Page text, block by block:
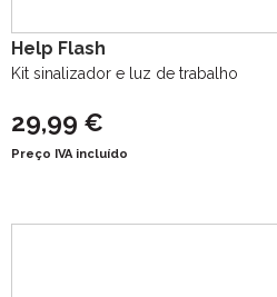
Help Flash
Kit sinalizador e luz de trabalho
29,99 €
Preço IVA incluído